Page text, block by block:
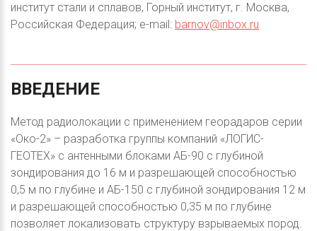
институт стали и сплавов, Горный институт, г. Москва,
Российская Федерация; e-mail: barnov@inbox.ru
ВВЕДЕНИЕ
Метод радиолокации с применением георадаров серии
«Око-2» – разработка группы компаний «ЛОГИС-
ГЕОТЕХ» с антенными блоками АБ-90 с глубиной
зондирования до 16 м и разрешающей способностью
0,5 м по глубине и АБ-150 с глубиной зондирования 12 м
и разрешающей способностью 0,35 м по глубине
позволяет локализовать структуру взрываемых пород.